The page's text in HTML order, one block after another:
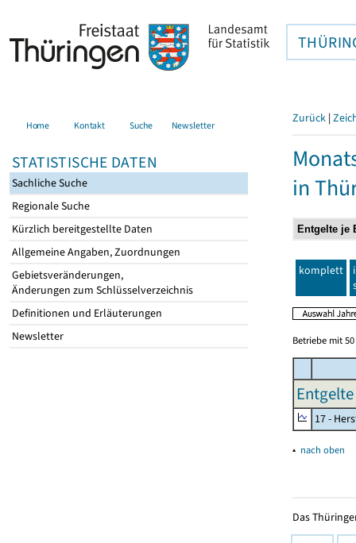
Home Kontakt Suche Newsletter
STATISTISCHE DATEN
Sachliche Suche
Regionale Suche
Kürzlich bereitgestellte Daten
Allgemeine Angaben, Zuordnungen
Gebietsveränderungen,
Änderungen zum Schlüsselverzeichnis
Definitionen und Erläuterungen
Newsletter
Zurück |
in
komplett
Betriebe mit
17 -
▴ nach oben
Das